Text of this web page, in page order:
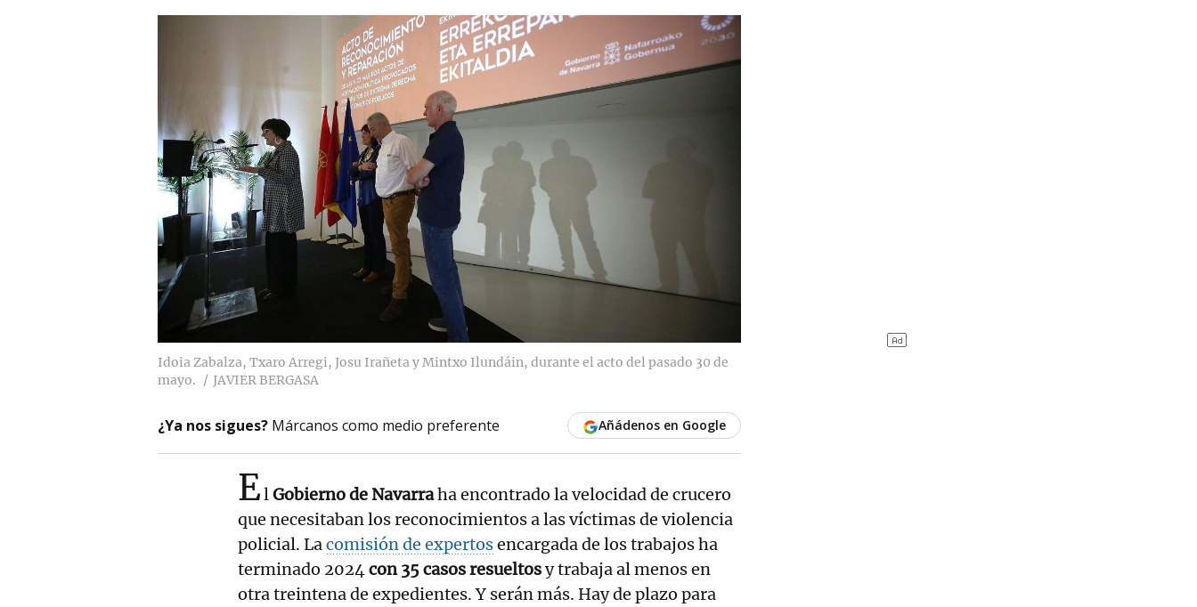
Idoia Zabalza, Txaro Arregi, Josu Irañeta y Mintxo Ilundáin, durante el acto del pasado 30 de
mayo.
JAVIER BERGASA
¿Ya nos sigues? Márcanos como medio preferente Añádenos en Google
ElGobierno de Navarraha encontrado la velocidad de crucero
que necesitaban los reconocimientos a las víctimas de violencia
policial. Lacomisión de expertosencargada de los trabajos ha
terminado 2024con 35 casos resueltosy trabaja al menos en
otra treintena de expedientes. Y serán más. Hay de plazo para